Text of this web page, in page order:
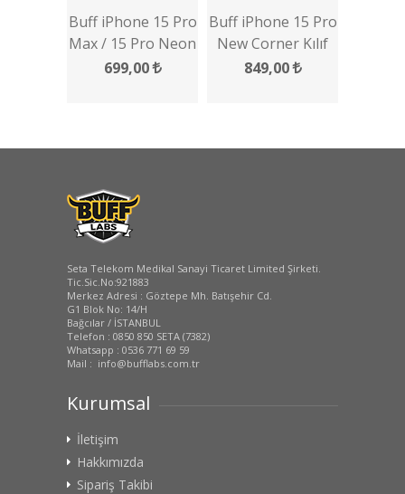
Buff iPhone 15 Pro
Max / 15 Pro Neon
Metal Lens
699,00
Buff iPhone 15 Pro
New Corner Kılıf
849,00
Seta Telekom Medikal Sanayi Ticaret Limited Şirketi.
Tic.Sic.No:921883
Merkez Adresi : Göztepe Mh. Batışehir Cd.
G1 Blok No: 14/H
Bağcılar / İSTANBUL
Telefon : 0850 850 SETA (7382)
Whatsapp : 0536 771 69 59
Mail : info@bufflabs.com.tr
Kurumsal
İletişim
Hakkımızda
Sipariş Takibi